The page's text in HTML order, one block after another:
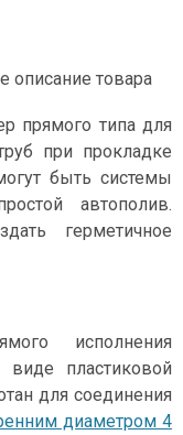
описание товара
прямого типа для
при прокладке
быть системы
автополив.
герметичное
исполнения
пластиковой
для соединения
диаметром 4